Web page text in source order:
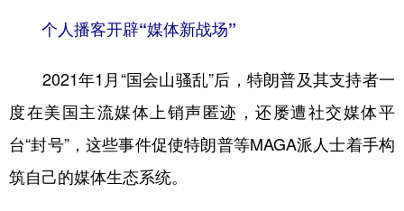
个人播客开辟“媒体新战场”
2021年1月“国会山骚乱”后，特朗普及其支持者一
度在美国主流媒体上销声匿迹，还屡遭社交媒体平
台“封号”，这些事件促使特朗普等MAGA派人士着手构
筑自己的媒体生态系统。